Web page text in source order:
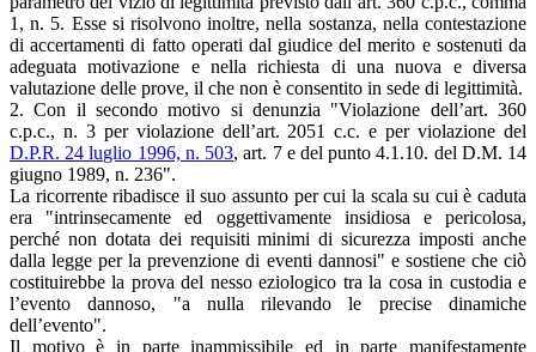
1, n. 5. Esse si risolvono inoltre, nella sostanza, nella contestazione
di accertamenti di fatto operati dal giudice del merito e sostenuti da
adeguata motivazione e nella richiesta di una nuova e diversa
valutazione delle prove, il che non è consentito in sede di legittimità.
2. Con il secondo motivo si denunzia "Violazione dell’art. 360
c.p.c., n. 3 per violazione dell’art. 2051 c.c. e per violazione del
D.P.R. 24 luglio 1996, n. 503, art. 7 e del punto 4.1.10. del D.M. 14
giugno 1989, n. 236".
La ricorrente ribadisce il suo assunto per cui la scala su cui è caduta
era "intrinsecamente ed oggettivamente insidiosa e pericolosa,
perché non dotata dei requisiti minimi di sicurezza imposti anche
dalla legge per la prevenzione di eventi dannosi" e sostiene che ciò
costituirebbe la prova del nesso eziologico tra la cosa in custodia e
l’evento dannoso, "a nulla rilevando le precise dinamiche
dell’evento".
Il motivo è in parte inammissibile ed in parte manifestamente